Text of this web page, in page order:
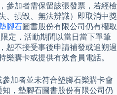
參加者需保留該張發票，若經檢
、損毀、無法辨識）即取消中獎
腳石圖書股份有限公司仍有權取
定，活動期間以當日當下單筆
恕不接受事後申請補發或追朔過
樂購卡或提供有效會員電話。
加者並未符合墊腳石樂購卡會
，墊腳石圖書股份有限公司仍